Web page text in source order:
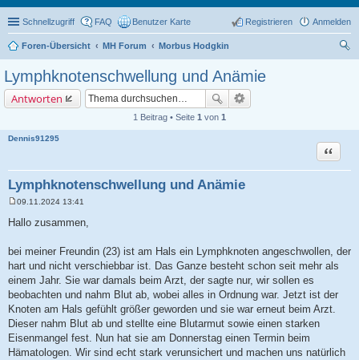
Schnellzugriff FAQ Benutzer Karte Anmelden
Registrieren
Foren-Übersicht MH Forum
Morbus Hodgkin
Lymphknotenschwellung und Anämie
Antworten
1 Beitrag • Seite 1 von 1
Dennis91295
Lymphknotenschwellung und Anämie
Zitat
e
i
a
g
09.11.2024 13:41
Hallo zusammen,
bei meiner Freundin (23) ist am Hals ein Lymphknoten angeschwollen, der
hart und nicht verschiebbar ist. Das Ganze besteht schon seit mehr als
einem Jahr. Sie war damals beim Arzt, der sagte nur, wir sollen es
beobachten und nahm Blut ab, wobei alles in Ordnung war. Jetzt ist der
Knoten am Hals gefühlt größer geworden und sie war erneut beim Arzt.
Dieser nahm Blut ab und stellte eine Blutarmut sowie einen starken
Eisenmangel fest. Nun hat sie am Donnerstag einen Termin beim
Hämatologen. Wir sind echt stark verunsichert und machen uns natürlich